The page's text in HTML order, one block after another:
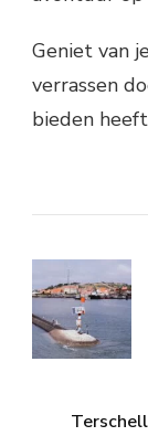
Geniet van
verrassen
bieden